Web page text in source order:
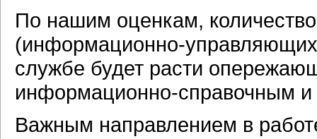
По нашим оценкам,
(информационно-управляющих
службе будет расти
информационно-справочным и
Важным направлением в